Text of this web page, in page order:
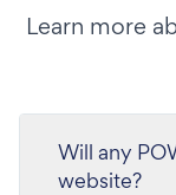
Learn more
Will any
website?